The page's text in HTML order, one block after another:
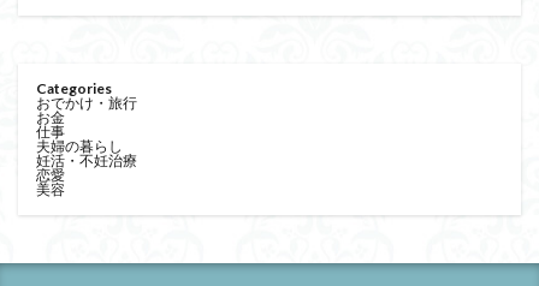
Categories
おでかけ・旅行
お金
仕事
夫婦の暮らし
妊活・不妊治療
恋愛
美容